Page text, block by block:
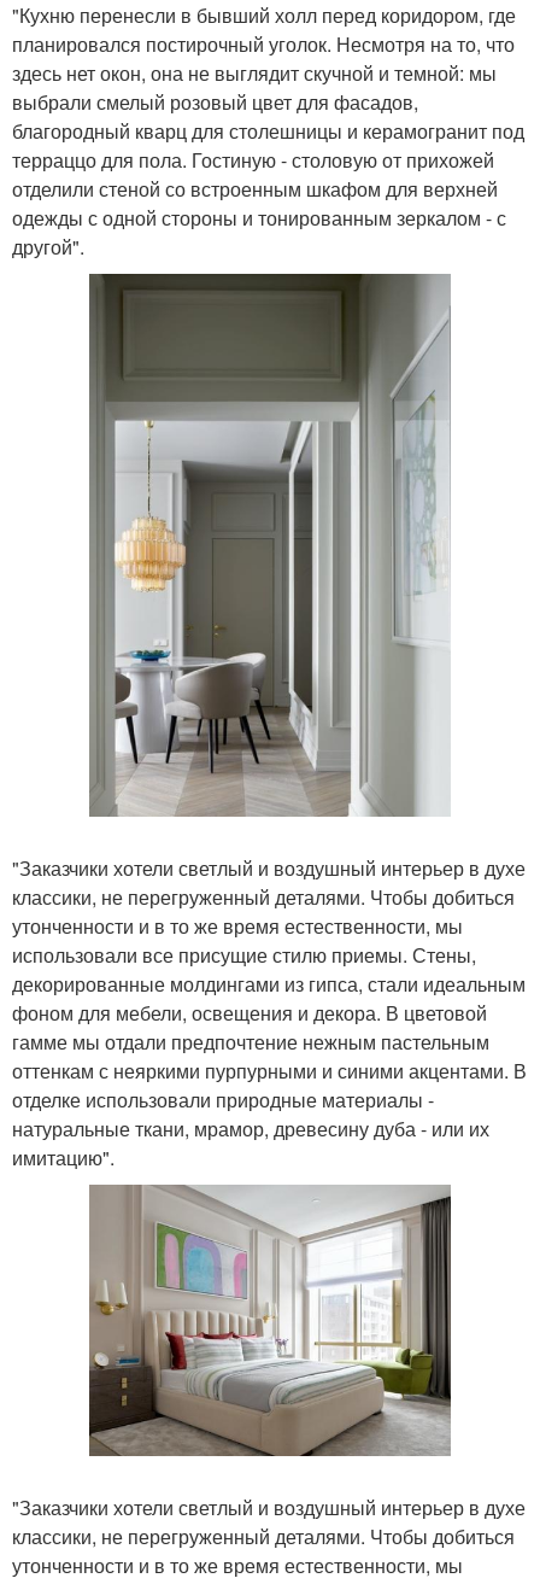
"Кухню перенесли в бывший холл перед коридором, где
планировался постирочный уголок. Несмотря на то, что
здесь нет окон, она не выглядит скучной и темной: мы
выбрали смелый розовый цвет для фасадов,
благородный кварц для столешницы и керамогранит под
терраццо для пола. Гостиную - столовую от прихожей
отделили стеной со встроенным шкафом для верхней
одежды с одной стороны и тонированным зеркалом - с
другой".
"Заказчики хотели светлый и воздушный интерьер в духе
классики, не перегруженный деталями. Чтобы добиться
утонченности и в то же время естественности, мы
использовали все присущие стилю приемы. Стены,
декорированные молдингами из гипса, стали идеальным
фоном для мебели, освещения и декора. В цветовой
гамме мы отдали предпочтение нежным пастельным
оттенкам с неяркими пурпурными и синими акцентами. В
отделке использовали природные материалы -
натуральные ткани, мрамор, древесину дуба - или их
имитацию".
"Заказчики хотели светлый и воздушный интерьер в духе
классики, не перегруженный деталями. Чтобы добиться
утонченности и в то же время естественности, мы